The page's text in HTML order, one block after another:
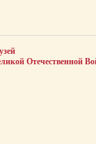
Отечественной